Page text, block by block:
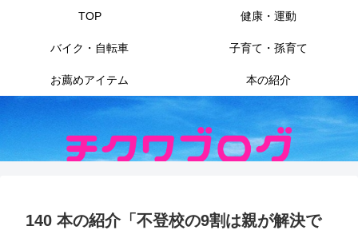
TOP 健康・運動
バイク・自転車 子育て・孫育て
お薦めアイテム 本の紹介
140 本の紹介「不登校の9割は親が解決で